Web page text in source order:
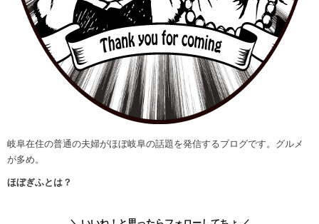
岐阜在住の普通の夫婦がほぼ岐阜の話題を発信するブログです。グルメ
が多め。
ほぼぎふとは？